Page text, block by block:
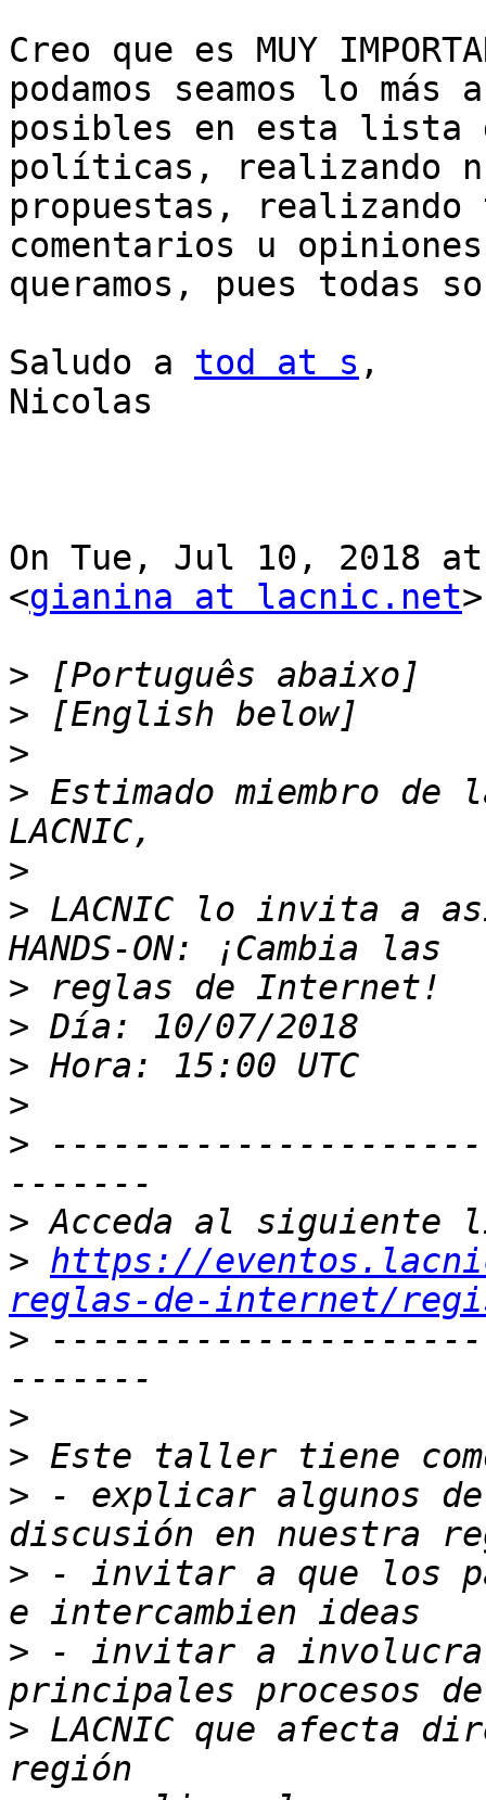
Creo que es MUY
podamos seamos lo más
posibles en esta lista
políticas, realizando
propuestas,
comentarios u
queramos, pues todas
Saludo a tod at s ,
Nicolas
On Tue, Jul 10, 2018 at
<gianina at lacnic.net
>
>
>
> Estimado miembro
>
> LACNIC lo invita a
>
>
>
>
>
>
> https://
reglas-de-internet/
>
>
>
> - explicar algunos
> - invitar a que los
> - invitar a
> LACNIC que afecta